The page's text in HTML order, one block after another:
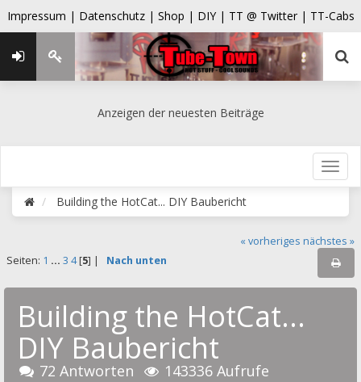
Impressum | Datenschutz | Shop | DIY | TT @ Twitter | TT-Cabs
Anzeigen der neuesten Beiträge
Building the HotCat... DIY Baubericht
« vorheriges nächstes »
Seiten: 1 ... 3 4[5] | Nach unten
Building the HotCat...
DIY Baubericht
72 Antworten 143336 Aufrufe